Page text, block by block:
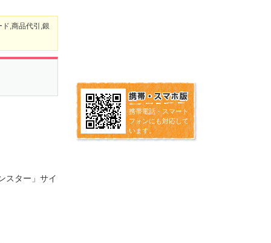
,商品代引,銀
スター」サイ
携帯電話・スマート
フォンにも対応して
います。